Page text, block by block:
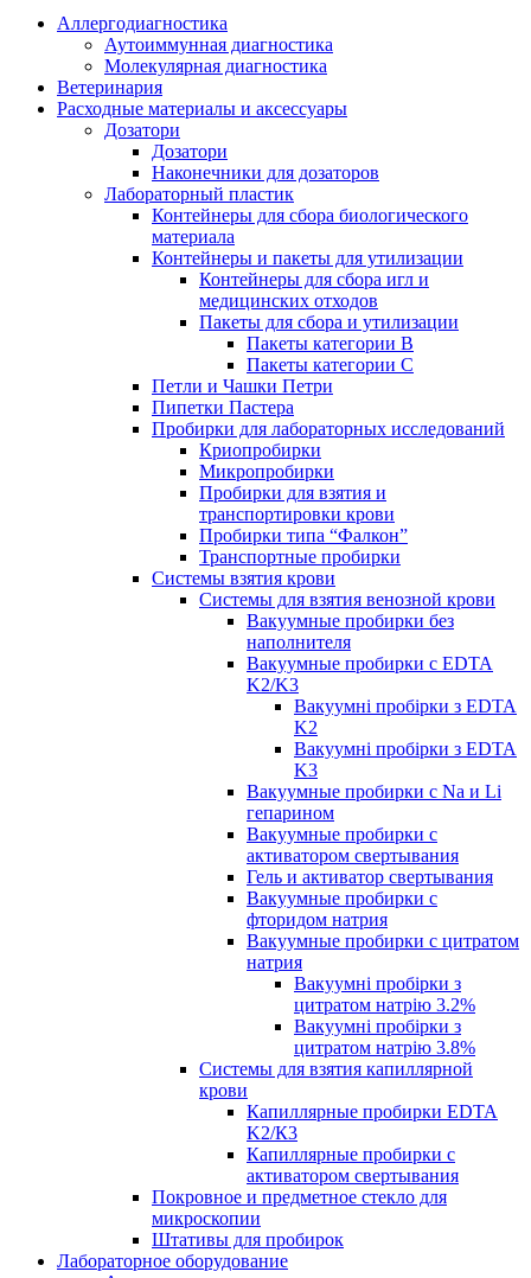
Аллергодиагностика
Аутоиммунная диагностика
Молекулярная диагностика
Ветеринария
Расходные материалы и аксессуары
Дозатори
Дозатори
Наконечники для дозаторов
Лабораторный пластик
Контейнеры для сбора биологического
материала
Контейнеры и пакеты для утилизации
Контейнеры для сбора игл и
медицинских отходов
Пакеты для сбора и утилизации
Пакеты категории B
Пакеты категории C
Петли и Чашки Петри
Пипетки Пастера
Пробирки для лабораторных исследований
Криопробирки
Микропробирки
Пробирки для взятия и
транспортировки крови
Пробирки типа “Фалкон”
Транспортные пробирки
Системы взятия крови
Системы для взятия венозной крови
Вакуумные пробирки без
наполнителя
Вакуумные пробирки с EDTA
K2/K3
Вакуумні пробірки з EDTA
K2
Вакуумні пробірки з EDTA
K3
Вакуумные пробирки с Na и Li
гепарином
Вакуумные пробирки с
активатором свертывания
Гель и активатор свертывания
Вакуумные пробирки с
фторидом натрия
Вакуумные пробирки с цитратом
натрия
Вакуумні пробірки з
цитратом натрію 3.2%
Вакуумні пробірки з
цитратом натрію 3.8%
Системы для взятия капиллярной
крови
Капиллярные пробирки EDTA
K2/К3
Капиллярные пробирки с
активатором свертывания
Покровное и предметное стекло для
микроскопии
Штативы для пробирок
Лабораторное оборудование